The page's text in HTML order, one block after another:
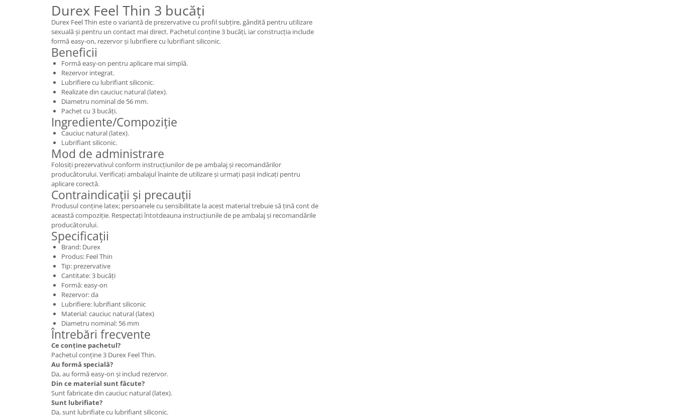
Durex Feel Thin 3 bucăți
Durex Feel Thin este o variantă de prezervative cu profil subțire, gândită pentru utilizare
sexuală și pentru un contact mai direct. Pachetul conține 3 bucăți, iar construcția include
formă easy-on, rezervor și lubrifiere cu lubrifiant siliconic.
Beneficii
Formă easy-on pentru aplicare mai simplă.
Rezervor integrat.
Lubrifiere cu lubrifiant siliconic.
Realizate din cauciuc natural (latex).
Diametru nominal de 56 mm.
Pachet cu 3 bucăți.
Ingrediente/Compoziție
Cauciuc natural (latex).
Lubrifiant siliconic.
Mod de administrare
Folosiți prezervativul conform instrucțiunilor de pe ambalaj și recomandărilor
producătorului. Verificați ambalajul înainte de utilizare și urmați pașii indicați pentru
aplicare corectă.
Contraindicații și precauții
Produsul conține latex; persoanele cu sensibilitate la acest material trebuie să țină cont de
această compoziție. Respectați întotdeauna instrucțiunile de pe ambalaj și recomandările
producătorului.
Specificații
Brand: Durex
Produs: Feel Thin
Tip: prezervative
Cantitate: 3 bucăți
Formă: easy-on
Rezervor: da
Lubrifiere: lubrifiant siliconic
Material: cauciuc natural (latex)
Diametru nominal: 56 mm
Întrebări frecvente
Ce conține pachetul?
Pachetul conține 3 Durex Feel Thin.
Au formă specială?
Da, au formă easy-on și includ rezervor.
Din ce material sunt făcute?
Sunt fabricate din cauciuc natural (latex).
Sunt lubrifiate?
Da, sunt lubrifiate cu lubrifiant siliconic.